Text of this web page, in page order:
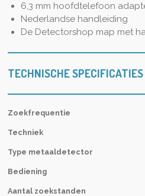
6,3 mm hoofdtelefoon
Nederlandse handleiding
De Detectorshop map met
TECHNISCHE SPECIFICATIES
Zoekfrequentie
Techniek
Type metaaldetector
Bediening
Aantal zoekstanden